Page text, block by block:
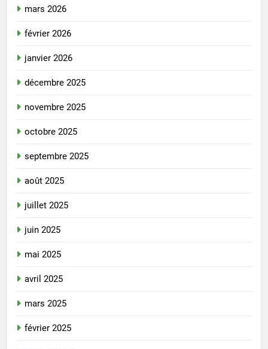
mars 2026
février 2026
janvier 2026
décembre 2025
novembre 2025
octobre 2025
septembre 2025
août 2025
juillet 2025
juin 2025
mai 2025
avril 2025
mars 2025
février 2025